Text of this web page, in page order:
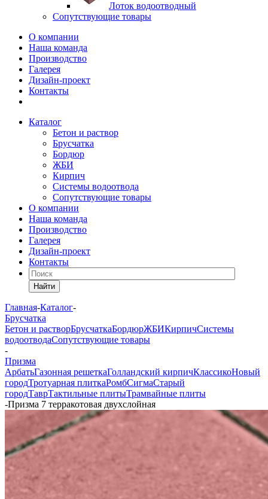
Лоток водоотводный
Сопутствующие товары
О компании
Наша команда
Производство
Галерея
Дизайн-проект
Контакты
Каталог
Бетон и раствор
Брусчатка
Бордюр
ЖБИ
Кирпич
Системы водоотвода
Сопутствующие товары
О компании
Наша команда
Производство
Галерея
Дизайн-проект
Контакты
Найти
Главная-Каталог-
Брусчатка
Бетон и растворБрусчаткаБордюрЖБИКирпичСистемы
водоотводаСопутствующие товары
-
Призма
АрбатьГазонная решеткаГолландский кирпичКлассикоНовый
городТротуарная плиткаРомбСигмаСтарый
городТаврТактильные плитыТрамвайные плиты
-Призма 7 терракотовая двухслойная